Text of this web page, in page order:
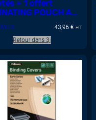
+ 1 offert
POUCH A4
43,96 € HT
Retour dans 3j